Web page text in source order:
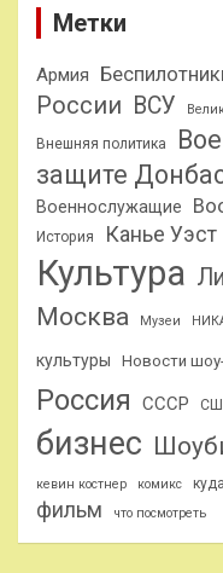
Метки
Армия
России ВСУ
Внешняя политика
защите
Военнослужащие
История Канье Уэст
Культура
Москва Музеи
культуры Новости
Россия СССР
бизнес
кевин костнер комикс
фильм
что посмотреть